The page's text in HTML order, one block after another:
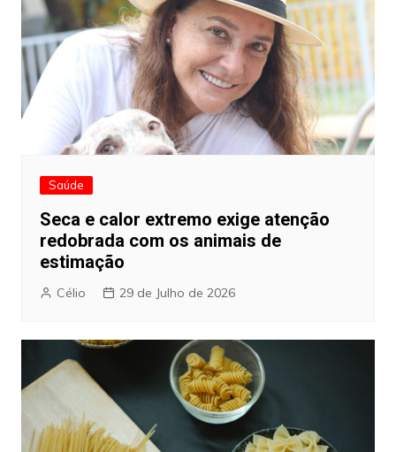
Saúde
Seca e calor extremo exige atenção
redobrada com os animais de
estimação
Célio 29 de Julho de 2026